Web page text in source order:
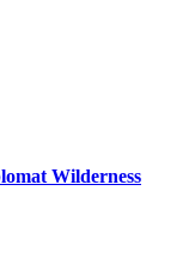
Wilderness